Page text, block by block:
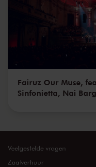
Fairuz Our Muse,
Sinfonietta, Nai
Veelgestelde vragen
Zaalverhuur